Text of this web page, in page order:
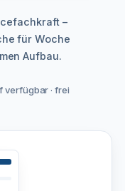
–
für Woche
Aufbau.
verfügbar · frei